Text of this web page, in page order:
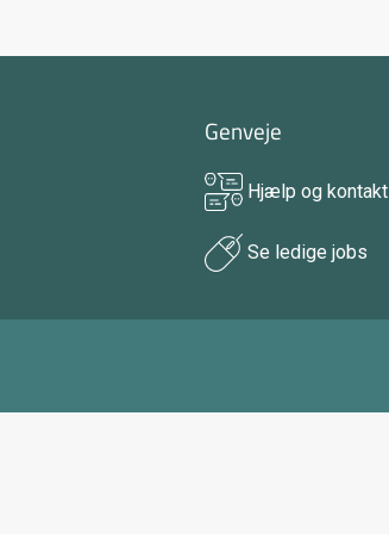
Genveje
Hjælp og kontakt
Se ledige jobs